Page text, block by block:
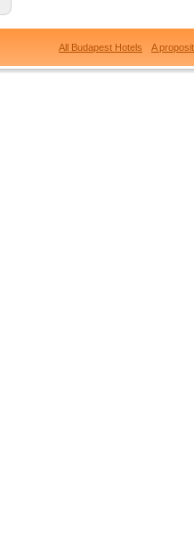
All Budapest Hotels A